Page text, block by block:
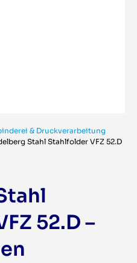
& Druckverarbeitung
Stahl Stahlfolder VFZ 52.D
52.D –